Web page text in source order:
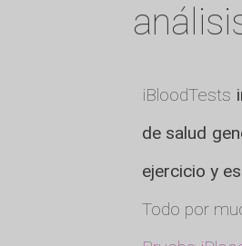
iBloodTests
de salud
ejercicio y
Todo por